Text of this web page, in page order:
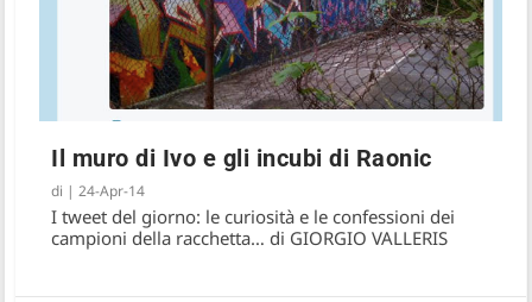
Il muro di Ivo e gli incubi di Raonic
di |24-Apr-14
I tweet del giorno: le curiosità e le confessioni dei
campioni della racchetta… di GIORGIO VALLERIS